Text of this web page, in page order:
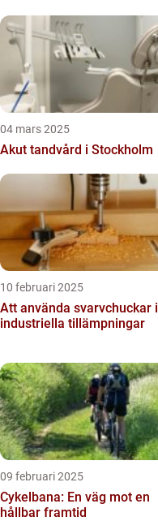
04 mars 2025
Akut tandvård i Stockholm
10 februari 2025
Att använda svarvchuckar i
industriella tillämpningar
09 februari 2025
Cykelbana: En väg mot en
hållbar framtid